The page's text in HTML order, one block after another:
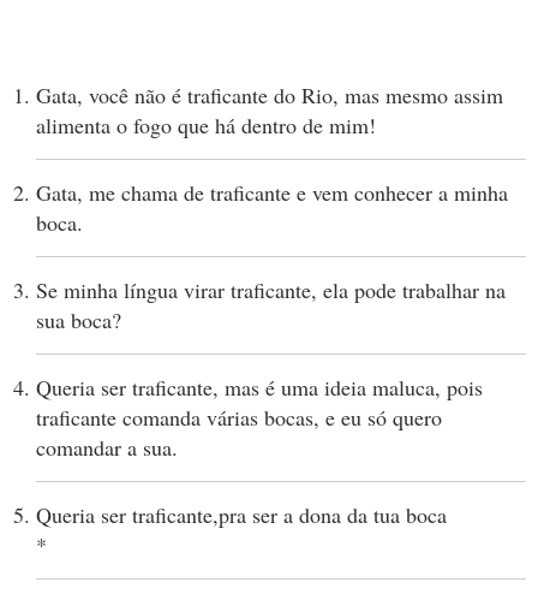
Gata, você não é traficante do Rio, mas mesmo assim
alimenta o fogo que há dentro de mim!
Gata, me chama de traficante e vem conhecer a minha
boca.
Se minha língua virar traficante, ela pode trabalhar na
sua boca?
Queria ser traficante, mas é uma ideia maluca, pois
traficante comanda várias bocas, e eu só quero
comandar a sua.
Queria ser traficante,pra ser a dona da tua boca
*